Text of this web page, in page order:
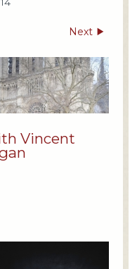
Next
Vincent